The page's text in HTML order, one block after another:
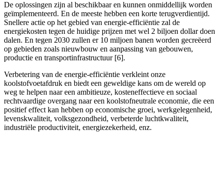
De oplossingen zijn al beschikbaar en kunnen onmiddellijk worden
geïmplementeerd. En de meeste hebben een korte terugverdientijd.
Snellere actie op het gebied van energie-efficiëntie zal de
energiekosten tegen de huidige prijzen met wel 2 biljoen dollar doen
dalen. En tegen 2030 zullen er 10 miljoen banen worden gecreëerd
op gebieden zoals nieuwbouw en aanpassing van gebouwen,
productie en transportinfrastructuur [6].
Verbetering van de energie-efficiëntie verkleint onze
koolstofvoetafdruk en biedt een geweldige kans om de wereld op
weg te helpen naar een ambitieuze, kosteneffectieve en sociaal
rechtvaardige overgang naar een koolstofneutrale economie, die een
positief effect kan hebben op economische groei, werkgelegenheid,
levenskwaliteit, volksgezondheid, verbeterde luchtkwaliteit,
industriële productiviteit, energiezekerheid, enz.